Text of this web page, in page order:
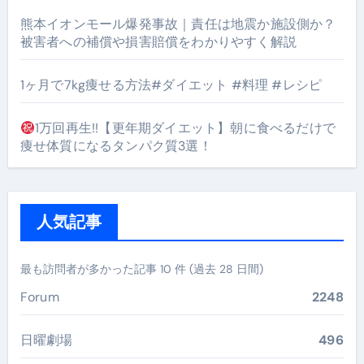
熊本イオンモール爆発事故｜責任は地震か施設側か？
被害者への補償や損害賠償をわかりやすく解説
1ヶ月で7kg痩せる方法#ダイエット #料理 #レシピ
1万回再生!!【更年期ダイエット】朝に食べるだけで
痩せ体質になるタンパク質3選！
人気記事
最も訪問者が多かった記事 10 件 (過去 28 日間)
Forum 2248
日曜劇場 496